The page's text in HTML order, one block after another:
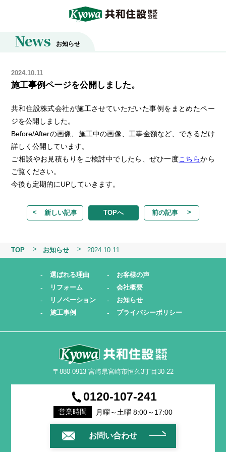
News お知らせ
2024.10.11
施工事例ページを公開しました。
共和住設株式会社が施工させていただいた事例をまとめたペー
ジを公開しました。
Before/Afterの画像、施工中の画像、工事金額など、できるだけ
詳しく公開しています。
ご相談やお見積もりをご検討中でしたら、ぜひ一度こちらから
ご覧ください。
今後も定期的にUPしていきます。
新しい記事 TOPへ 前の記事
TOP お知らせ 2024.10.11
選ばれる理由
リフォーム
リノベーション
施工事例
お客様の声
会社概要
お知らせ
プライバシーポリシー
〒880-0913 宮崎県宮崎市恒久3丁目30-22
0120-107-241
営業時間 月曜～土曜 8:00～17:00
お問い合わせ